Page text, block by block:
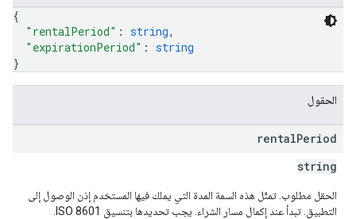
{
"rentalPeriod" : string,
"expirationPeriod" : string
}
الحقول
rentalPeriod
string
الحقل مطلوب. تمثّل هذه السمة المدة التي يملك فيها المستخدم إذن الوصول إلى
التطبيق. تبدأ عند إكمال مسار الشراء. يجب تحديدها بتنسيق ISO 8601.